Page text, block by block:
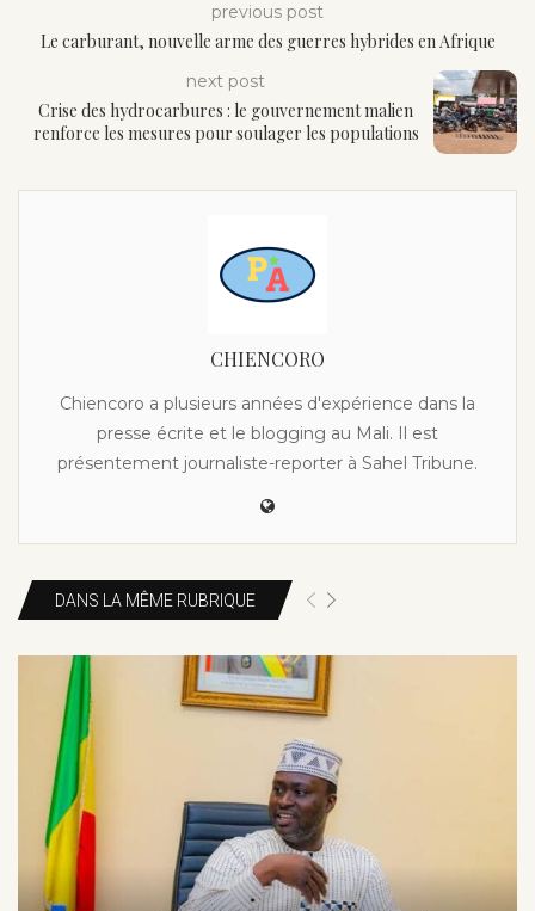
previous post
Le carburant, nouvelle arme des guerres hybrides en Afrique
next post
Crise des hydrocarbures : le gouvernement malien
renforce les mesures pour soulager les populations
CHIENCORO
Chiencoro a plusieurs années d'expérience dans la
presse écrite et le blogging au Mali. Il est
présentement journaliste-reporter à Sahel Tribune.
DANS LA MÊME RUBRIQUE